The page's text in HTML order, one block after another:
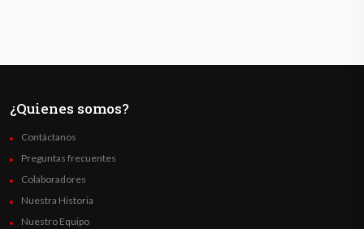
¿Quienes somos?
Contáctanos
Preguntas frecuentes
Colaboradores
Nuestra Historia
Nuestro Equipo